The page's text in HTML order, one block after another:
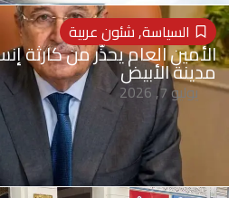
السياسة,شئون عربية
الأمين العام يحذّر من كارثة
مدينة الأبيض
يوليو 7, 2026